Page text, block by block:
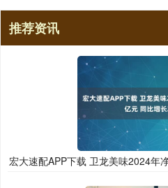
推荐资讯
宏大速配APP下载 卫龙美味2024年